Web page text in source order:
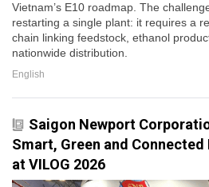
Vietnam’s E10 roadmap. The
restarting a single plant: it requires a
chain linking feedstock, ethanol
nationwide distribution.
English
Saigon Newport
Smart, Green and
at VILOG 2026